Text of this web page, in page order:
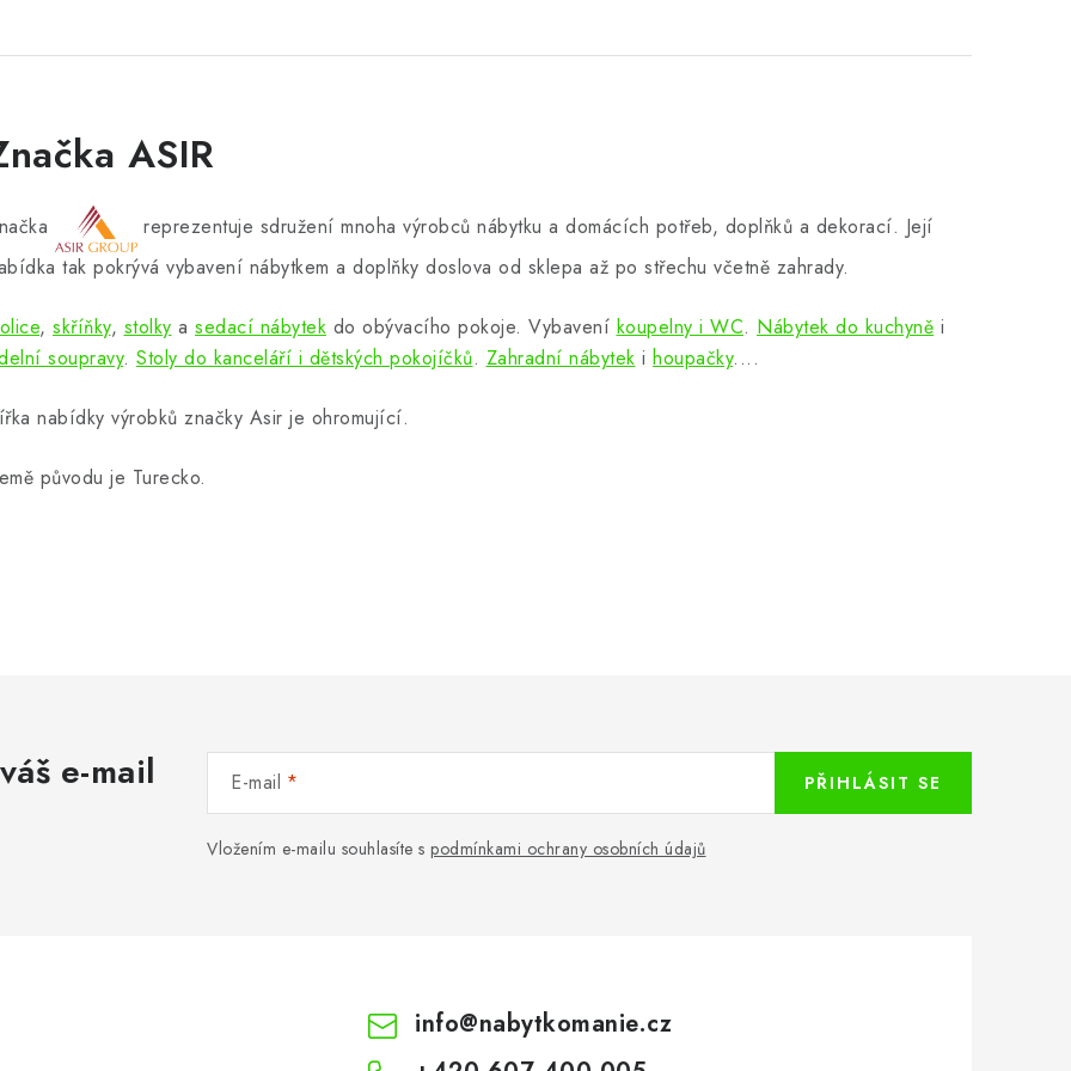
ASIR
reprezentuje sdružení mnoha výrobců nábytku a domácích potřeb, doplňků a dekorací. Její
tak pokrývá vybavení nábytkem a doplňky doslova od sklepa až po střechu včetně zahrady.
, skříňky, stolky a sedací nábytek do obývacího pokoje. Vybavení koupelny i WC. Nábytek do kuchyně i
soupravy. Stoly do kanceláří i dětských pokojíčků. Zahradní nábytek i houpačky....
nabídky výrobků značky Asir je ohromující.
původu je Turecko.
e-mail E-mail
Vložením e-mailu souhlasíte s podmínkami ochrany osobních údajů
PŘIHLÁSIT SE
info@nabytkomanie.cz